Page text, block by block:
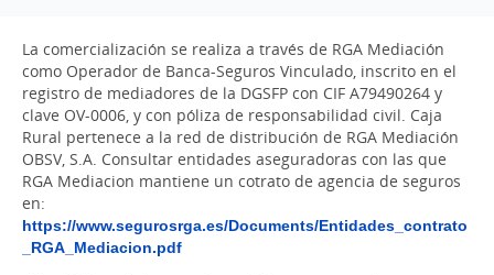
La comercialización se realiza a través de RGA Mediación
como Operador de Banca-Seguros Vinculado, inscrito en el
registro de mediadores de la DGSFP con CIF A79490264 y
clave OV-0006, y con póliza de responsabilidad civil. Caja
Rural pertenece a la red de distribución de RGA Mediación
OBSV, S.A. Consultar entidades aseguradoras con las que
RGA Mediacion mantiene un cotrato de agencia de seguros
en:
https://www.segurosrga.es/Documents/Entidades_contrato
_RGA_Mediacion.pdf